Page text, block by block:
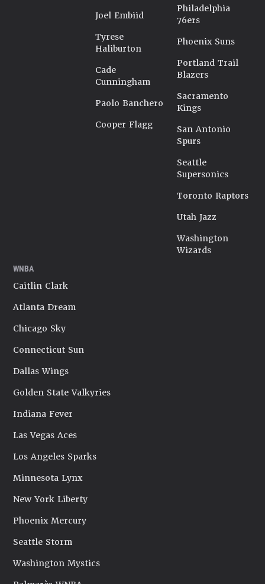
Joel Embiid
Tyrese
Haliburton
Cade
Cunningham
Paolo Banchero
Cooper Flagg
Philadelphia
76ers
Phoenix Suns
Portland Trail
Blazers
Sacramento
Kings
San Antonio
Spurs
Seattle
Supersonics
Toronto Raptors
Utah Jazz
Washington
Wizards
WNBA
Caitlin Clark
Atlanta Dream
Chicago Sky
Connecticut Sun
Dallas Wings
Golden State Valkyries
Indiana Fever
Las Vegas Aces
Los Angeles Sparks
Minnesota Lynx
New York Liberty
Phoenix Mercury
Seattle Storm
Washington Mystics